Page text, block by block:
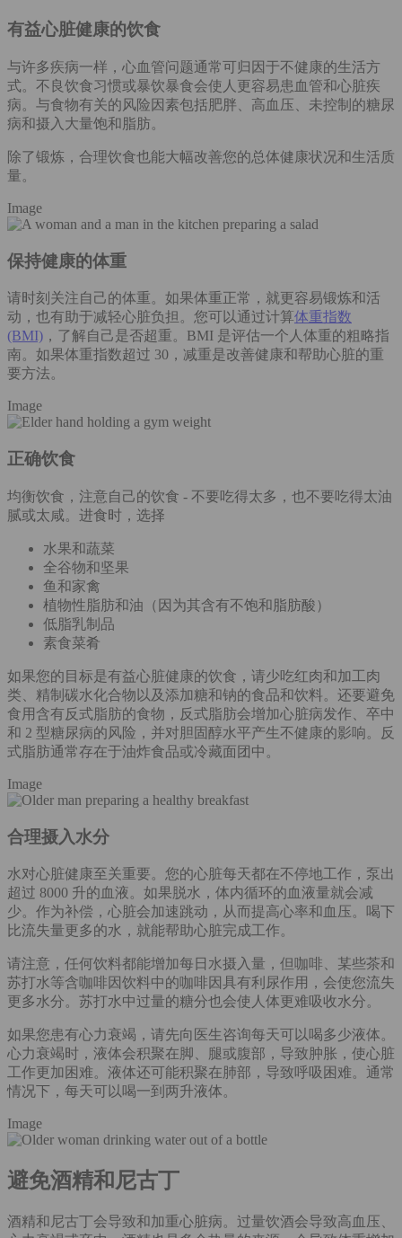
有益心脏健康的饮食
与许多疾病一样，心血管问题通常可归因于不健康的生活方
式。不良饮食习惯或暴饮暴食会使人更容易患血管和心脏疾
病。与食物有关的风险因素包括肥胖、高血压、未控制的糖尿
病和摄入大量饱和脂肪。
除了锻炼，合理饮食也能大幅改善您的总体健康状况和生活质
量。
Image
保持健康的体重
请时刻关注自己的体重。如果体重正常，就更容易锻炼和活
动，也有助于减轻心脏负担。您可以通过计算体重指数
(BMI) ，了解自己是否超重。BMI 是评估一个人体重的粗略指
南。如果体重指数超过 30，减重是改善健康和帮助心脏的重
要方法。
Image
正确饮食
均衡饮食，注意自己的饮食 - 不要吃得太多，也不要吃得太油
腻或太咸。进食时，选择
水果和蔬菜
全谷物和坚果
鱼和家禽
植物性脂肪和油（因为其含有不饱和脂肪酸）
低脂乳制品
素食菜肴
如果您的目标是有益心脏健康的饮食，请少吃红肉和加工肉
类、精制碳水化合物以及添加糖和钠的食品和饮料。还要避免
食用含有反式脂肪的食物，反式脂肪会增加心脏病发作、卒中
和 2 型糖尿病的风险，并对胆固醇水平产生不健康的影响。反
式脂肪通常存在于油炸食品或冷藏面团中。
Image
合理摄入水分
水对心脏健康至关重要。您的心脏每天都在不停地工作，泵出
超过 8000 升的血液。如果脱水，体内循环的血液量就会减
少。作为补偿，心脏会加速跳动，从而提高心率和血压。喝下
比流失量更多的水，就能帮助心脏完成工作。
请注意，任何饮料都能增加每日水摄入量，但咖啡、某些茶和
苏打水等含咖啡因饮料中的咖啡因具有利尿作用，会使您流失
更多水分。苏打水中过量的糖分也会使人体更难吸收水分。
如果您患有心力衰竭，请先向医生咨询每天可以喝多少液体。
心力衰竭时，液体会积聚在脚、腿或腹部，导致肿胀，使心脏
工作更加困难。液体还可能积聚在肺部，导致呼吸困难。通常
情况下，每天可以喝一到两升液体。
Image
避免酒精和尼古丁
酒精和尼古丁会导致和加重心脏病。过量饮酒会导致高血压、